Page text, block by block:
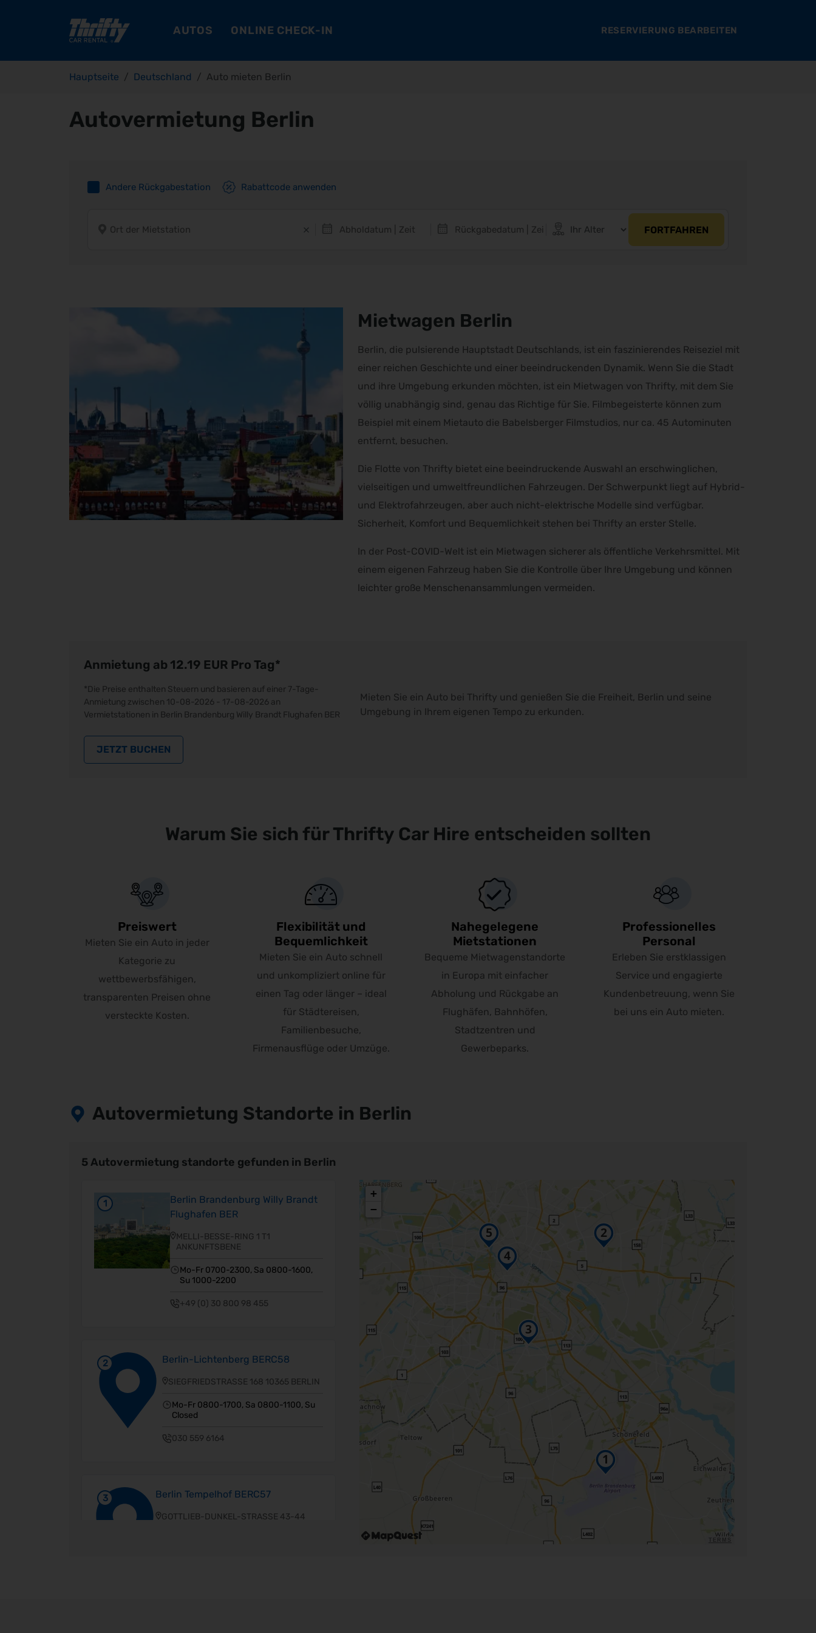
AUTOS ONLINE CHECK-IN RESERVIERUNG BEARBEITEN
Hauptseite Deutschland Auto mieten Berlin
Autovermietung Berlin
Andere Rückgabestation Rabattcode anwenden
FORTFAHREN
Mietwagen Berlin
Berlin, die pulsierende Hauptstadt Deutschlands, ist ein faszinierendes Reiseziel mit
einer reichen Geschichte und einer beeindruckenden Dynamik. Wenn Sie die Stadt
und ihre Umgebung erkunden möchten, ist ein Mietwagen von Thrifty, mit dem Sie
völlig unabhängig sind, genau das Richtige für Sie. Filmbegeisterte können zum
Beispiel mit einem Mietauto die Babelsberger Filmstudios, nur ca. 45 Autominuten
entfernt, besuchen.
Die Flotte von Thrifty bietet eine beeindruckende Auswahl an erschwinglichen,
vielseitigen und umweltfreundlichen Fahrzeugen. Der Schwerpunkt liegt auf Hybrid-
und Elektrofahrzeugen, aber auch nicht-elektrische Modelle sind verfügbar.
Sicherheit, Komfort und Bequemlichkeit stehen bei Thrifty an erster Stelle.
In der Post-COVID-Welt ist ein Mietwagen sicherer als öffentliche Verkehrsmittel. Mit
einem eigenen Fahrzeug haben Sie die Kontrolle über Ihre Umgebung und können
leichter große Menschenansammlungen vermeiden.
Anmietung ab 12.19 EUR Pro Tag*
*Die Preise enthalten Steuern und basieren auf einer 7-Tage-
Anmietung zwischen 10-08-2026 - 17-08-2026 an
Vermietstationen in Berlin Brandenburg Willy Brandt Flughafen BER
JETZT BUCHEN
Mieten Sie ein Auto bei Thrifty und genießen Sie die Freiheit, Berlin und seine
Umgebung in Ihrem eigenen Tempo zu erkunden.
Warum Sie sich für Thrifty Car Hire entscheiden sollten
Preiswert
Mieten Sie ein Auto in jeder
Kategorie zu
wettbewerbsfähigen,
transparenten Preisen ohne
versteckte Kosten.
Flexibilität und
Bequemlichkeit
Mieten Sie ein Auto schnell
und unkompliziert online für
einen Tag oder länger – ideal
für Städtereisen,
Familienbesuche,
Firmenausflüge oder Umzüge.
Nahegelegene
Mietstationen
Bequeme Mietwagenstandorte
in Europa mit einfacher
Abholung und Rückgabe an
Flughäfen, Bahnhöfen,
Stadtzentren und
Gewerbeparks.
Professionelles
Personal
Erleben Sie erstklassigen
Service und engagierte
Kundenbetreuung, wenn Sie
bei uns ein Auto mieten.
Autovermietung Standorte in Berlin
5 Autovermietung standorte gefunden in Berlin
1
Berlin Brandenburg Willy Brandt
Flughafen BER
MELLI-BESSE-RING 1 T1
ANKUNFTSBENE
Mo-Fr 0700-2300, Sa 0800-1600,
Su 1000-2200
+49 (0) 30 800 98 455
2 Berlin-Lichtenberg BERC58
SIEGFRIEDSTRASSE 168 10365 BERLIN
Mo-Fr 0800-1700, Sa 0800-1100, Su
Closed
030 559 6164
3 Berlin Tempelhof BERC57
GOTTLIEB-DUNKEL-STRASSE 43-44
+
−